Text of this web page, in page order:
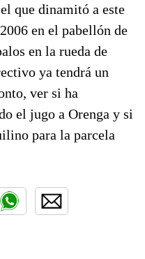
que dinamitó a este
en el pabellón de
en la rueda de
ya tendrá un
ver si ha
el jugo a Orenga y si
para la parcela